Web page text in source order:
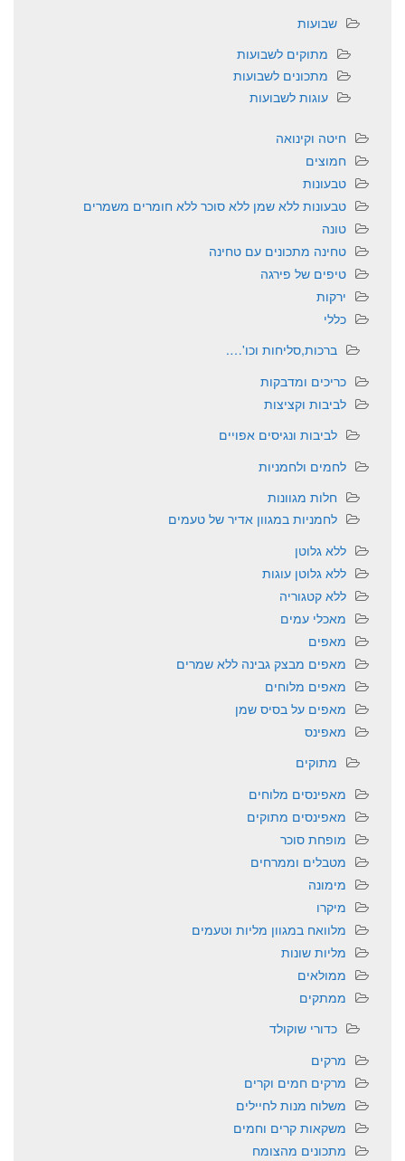
שבועות
מתוקים לשבועות
מתכונים לשבועות
עוגות לשבועות
חיטה וקינואה
חמוצים
טבעונות
טבעונות ללא שמן ללא סוכר ללא חומרים משמרים
טונה
טחינה מתכונים עם טחינה
טיפים של פירגה
ירקות
כללי
ברכות,סליחות וכו'….
כריכים ומדבקות
לביבות וקציצות
לביבות ונגיסים אפויים
לחמים ולחמניות
חלות מגוונות
לחמניות במגוון אדיר של טעמים
ללא גלוטן
ללא גלוטן עוגות
ללא קטגוריה
מאכלי עמים
מאפים
מאפים מבצק גבינה ללא שמרים
מאפים מלוחים
מאפים על בסיס שמן
מאפינס
מתוקים
מאפינסים מלוחים
מאפינסים מתוקים
מופחת סוכר
מטבלים וממרחים
מימונה
מיקרו
מלוואח במגוון מליות וטעמים
מליות שונות
ממולאים
ממתקים
כדורי שוקולד
מרקים
מרקים חמים וקרים
משלוח מנות לחיילים
משקאות קרים וחמים
מתכונים מהצומח